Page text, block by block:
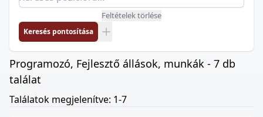
Feltételek törlése
Keresés pontosítása
Programozó, Fejlesztő állások, munkák - 7 db
találat
Találatok megjelenítve: 1-7